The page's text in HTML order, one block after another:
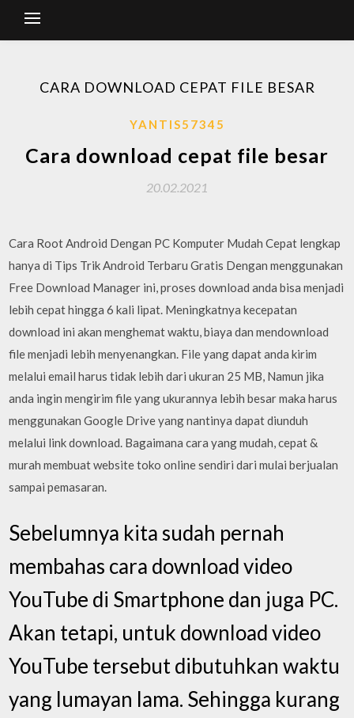
CARA DOWNLOAD CEPAT FILE BESAR
YANTIS57345
Cara download cepat file besar
20.02.2021
Cara Root Android Dengan PC Komputer Mudah Cepat lengkap
hanya di Tips Trik Android Terbaru Gratis Dengan menggunakan
Free Download Manager ini, proses download anda bisa menjadi
lebih cepat hingga 6 kali lipat. Meningkatnya kecepatan
download ini akan menghemat waktu, biaya dan mendownload
file menjadi lebih menyenangkan. File yang dapat anda kirim
melalui email harus tidak lebih dari ukuran 25 MB, Namun jika
anda ingin mengirim file yang ukurannya lebih besar maka harus
menggunakan Google Drive yang nantinya dapat diunduh
melalui link download. Bagaimana cara yang mudah, cepat &
murah membuat website toko online sendiri dari mulai berjualan
sampai pemasaran.
Sebelumnya kita sudah pernah
membahas cara download video
YouTube di Smartphone dan juga PC.
Akan tetapi, untuk download video
YouTube tersebut dibutuhkan waktu
yang lumayan lama. Sehingga kurang